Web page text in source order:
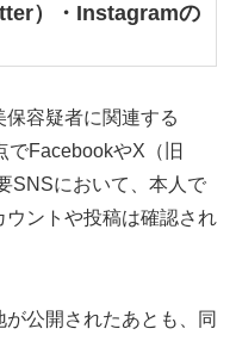
）・Instagramの
容疑者に関連する
でFacebookやX（旧
SNSにおいて、本人で
ントや投稿は確認され
公開されたあとも、同